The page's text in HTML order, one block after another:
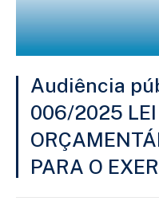
Audiência
006/2025 LEI
PARA O